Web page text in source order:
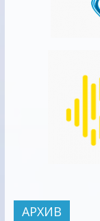
АРХИВ